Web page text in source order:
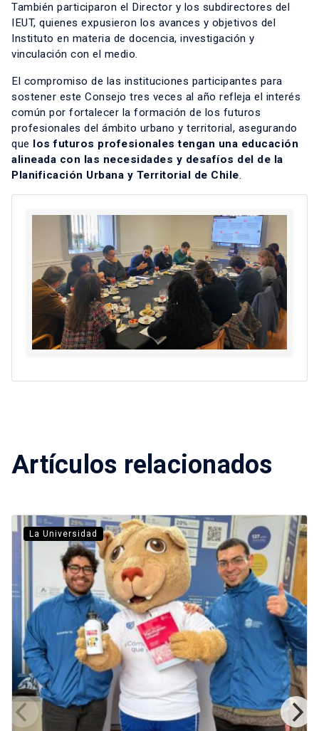
También participaron el Director y los subdirectores del
IEUT, quienes expusieron los avances y objetivos del
Instituto en materia de docencia, investigación y
vinculación con el medio.
El compromiso de las instituciones participantes para
sostener este Consejo tres veces al año refleja el interés
común por fortalecer la formación de los futuros
profesionales del ámbito urbano y territorial, asegurando
que los futuros profesionales tengan una educación
alineada con las necesidades y desafíos del de la
Planificación Urbana y Territorial de Chile.
Artículos relacionados
La Universidad